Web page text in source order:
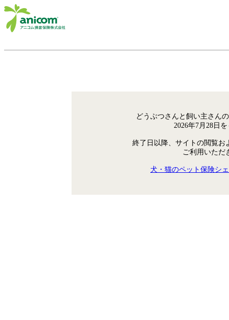
どうぶつさんと飼い主さん
2026年7月28日
終了日以降、サイトの閲覧お
ご利用いただ
犬・猫のペット保険シ